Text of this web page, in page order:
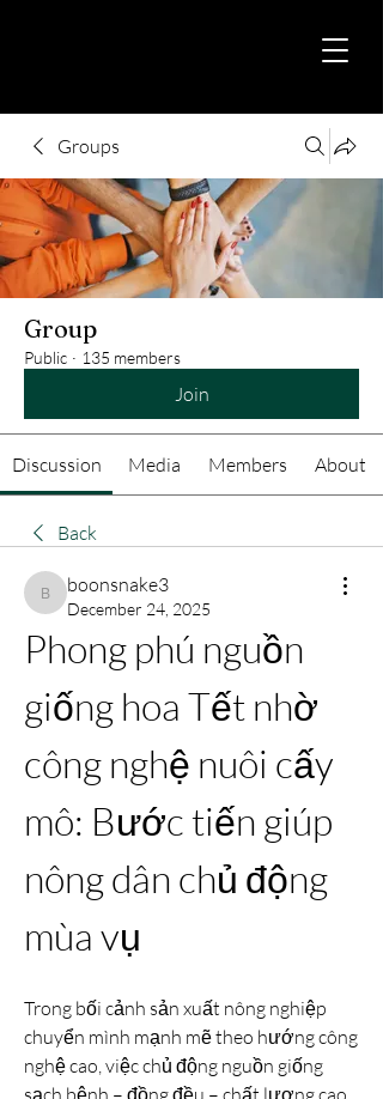
Groups
Group
Public · 135 members
Join
Discussion Media Members About
Back
boonsnake3
boonsnake3
December 24, 2025
Phong phú nguồn
giống hoa Tết nhờ
công nghệ nuôi cấy
mô: Bước tiến giúp
nông dân chủ động
mùa vụ
Trong bối cảnh sản xuất nông nghiệp
chuyển mình mạnh mẽ theo hướng công
nghệ cao, việc chủ động nguồn giống
sạch bệnh – đồng đều – chất lượng cao